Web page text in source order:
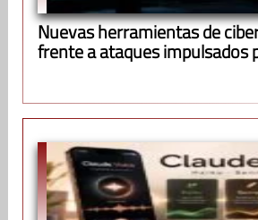
Nuevas herramientas de
frente a ataques impulsados